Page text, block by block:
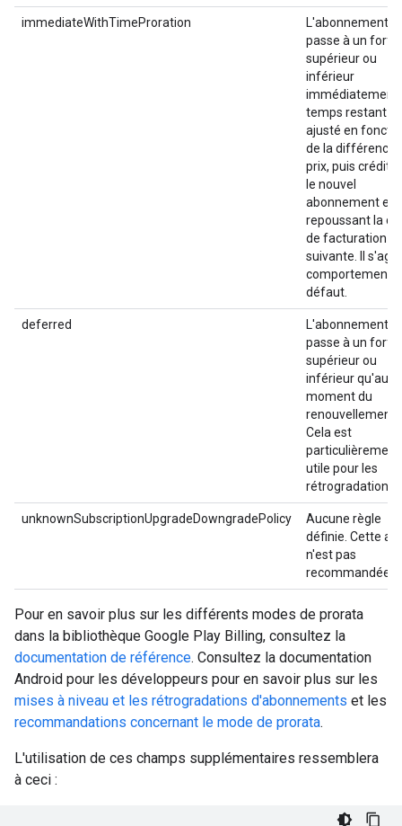
immediateWithTimeProration
L'abonnement
passe à un
supérieur ou
inférieur
immédiatement.
temps restant
ajusté en
de la différence
prix, puis crédité
le nouvel
abonnement en
repoussant la
de facturation
suivante. Il s'agit
comportement
défaut.
deferred
L'abonnement
passe à un
supérieur ou
inférieur qu'au
moment du
renouvellement.
Cela est
particulièrement
utile pour les
rétrogradations.
unknownSubscriptionUpgradeDowngradePolicy
Aucune règle
définie. Cette
n'est pas
recommandée.
Pour en savoir plus sur les différents modes de prorata
dans la bibliothèque Google Play Billing, consultez la
documentation de référence. Consultez la documentation
Android pour les développeurs pour en savoir plus sur les
mises à niveau et les rétrogradations d'abonnements et les
recommandations concernant le mode de prorata.
L'utilisation de ces champs supplémentaires ressemblera
à ceci :